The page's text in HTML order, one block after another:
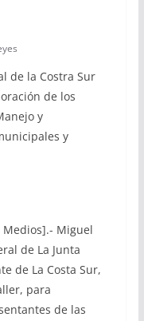
de la Costra Sur
de los
y
y
Medios].- Miguel
de La Junta
de La Costa Sur,
para
de las